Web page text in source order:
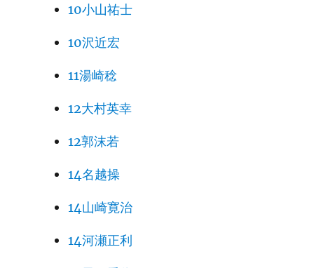
10小山祐士
10沢近宏
11湯崎稔
12大村英幸
12郭沫若
14名越操
14山崎寛治
14河瀬正利